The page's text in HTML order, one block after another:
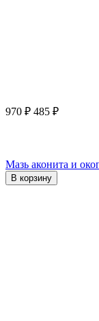
970 ₽ 485 ₽
Мазь аконита и
В корзину